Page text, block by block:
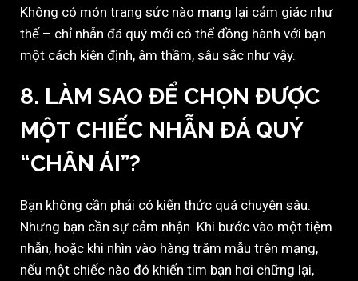
Không có món trang sức nào mang lại cảm giác như
thế – chỉ nhẫn đá quý mới có thể đồng hành với bạn
một cách kiên định, âm thầm, sâu sắc như vậy.
8. LÀM SAO ĐỂ CHỌN ĐƯỢC
MỘT CHIẾC NHẪN ĐÁ QUÝ
“CHÂN ÁI”?
Bạn không cần phải có kiến thức quá chuyên sâu.
Nhưng bạn cần sự cảm nhận. Khi bước vào một tiệm
nhẫn, hoặc khi nhìn vào hàng trăm mẫu trên mạng,
nếu một chiếc nào đó khiến tim bạn hơi chững lại,